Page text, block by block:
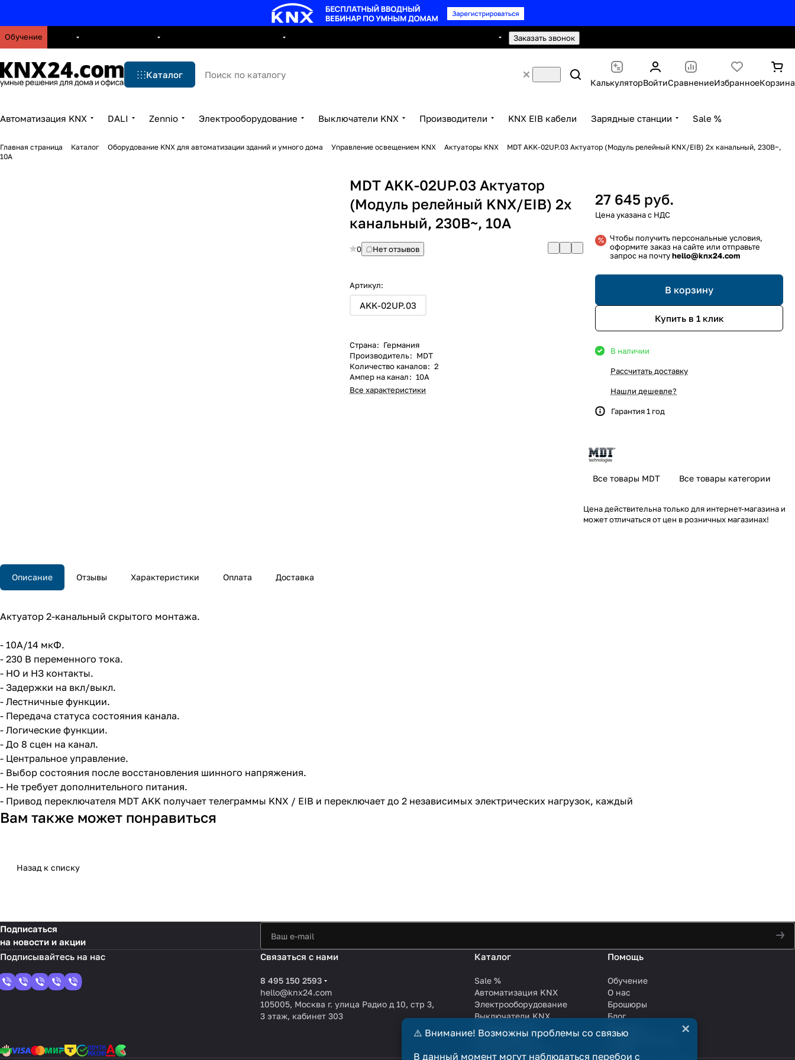
Обучение Заказать звонок
Каталог
КалькуляторВойтиСравнениеИзбранноеКорзина
Автоматизация KNX DALI Zennio Электрооборудование Выключатели KNX Производители KNX EIB кабели Зарядные станции Sale %
Главная страница Каталог Оборудование KNX для автоматизации зданий и умного дома Управление освещением KNX Актуаторы KNX
MDT AKK-02UP.03 Актуатор (Модуль релейный KNX/EIB) 2x канальный, 230В~,
10A
MDT AKK-02UP.03 Актуатор
(Модуль релейный KNX/EIB) 2x
канальный, 230В~, 10A
0 Нет отзывов
Артикул:
AKK-02UP.03
Страна: Германия
Производитель: MDT
Количество каналов: 2
Ампер на канал: 10А
Все характеристики
27 645 руб.
Чтобы получить персональные условия,
оформите заказ на сайте или отправьте
запрос на почтуhello@knx24.com
В корзину
Купить в 1 клик
В наличии
Рассчитать доставку
Нашли дешевле?
Гарантия 1 год
Все товары MDT Все товары категории
Цена действительна только для интернет-магазина и
может отличаться от цен в розничных магазинах!
Описание Отзывы Характеристики Оплата Доставка
Актуатор 2-канальный скрытого монтажа.
- 10А/14 мкФ.
- 230 В переменного тока.
- НО и НЗ контакты.
- Задержки на вкл/выкл.
- Лестничные функции.
- Передача статуса состояния канала.
- Логические функции.
- До 8 сцен на канал.
- Центральное управление.
- Выбор состояния после восстановления шинного напряжения.
- Не требует дополнительного питания.
- Привод переключателя MDT AKK получает телеграммы KNX / EIB и переключает до 2 независимых электрических нагрузок, каждый
Вам также может понравиться
Назад к списку
Подписаться
на новости и акции
Связаться с нами
8 495 150 2593
hello@knx24.com
105005, Москва г. улица Радио д 10, стр 3,
3 этаж, кабинет 303
Каталог
Sale %
Автоматизация KNX
Электрооборудование
Выключатели KNX
Производители
KNX EIB кабели
Зарядные станции
Помощь
Обучение
О нас
Брошюры
Блог
Сотрудничество
Услуги
⚠️ Внимание! Возможны проблемы со связью
В данный момент могут наблюдаться перебои с
×